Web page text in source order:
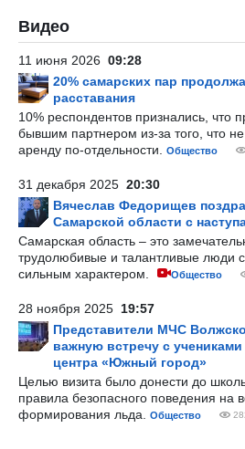
Видео
11 июня 2026 09:28
20% самарских пар
расставания
10% респондентов признались, что
бывшим партнером из-за того, что
аренду по-отдельности.
Общество
31 декабря 2025 20:30
Вячеслав Федорищев
Самарской области с
Самарская область – это
трудолюбивые и талантливые люди
сильным характером.
Общество
28 ноября 2025 19:57
Представители МЧС
важную встречу с
центра «Южный город»
Целью визита было донести до
правила безопасного поведения на
формирования льда.
Общество